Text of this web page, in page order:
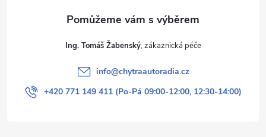
Ing. Tomáš Žabenský
info@chytraautoradia.cz
+420 771 149 411 (Po-Pá 09:00-12:00, 12:30-14:00)